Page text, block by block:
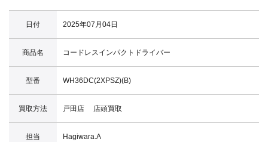
日付 2025年07月04日
商品名 コードレスインパクトドライバー
型番 WH36DC(2XPSZ)(B)
買取方法 戸田店 店頭買取
担当 Hagiwara.A